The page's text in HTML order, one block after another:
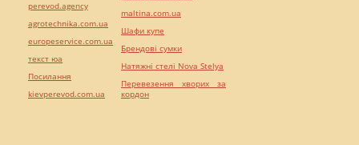
perevod.agency
agrotechnika.com.ua
europeservice.com.ua
текст юа
Посилання
kievperevod.com.ua
maltina.com.ua
Шафи купе
Брендові сумки
Натяжні стелі Nova Stelya
Перевезення хворих за
кордон